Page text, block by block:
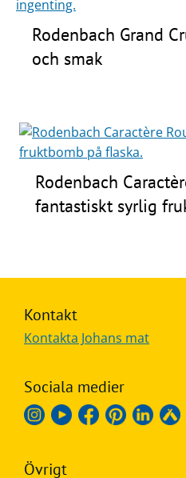
Topplistan
Bryggerier
Ölstilar
Frågor
svar
Ölprovning
efter:
Rodenbach Grand
och smak
Rodenbach
fantastiskt syrlig
Kontakt
Kontakta Johans mat
Sociala medier
Övrigt